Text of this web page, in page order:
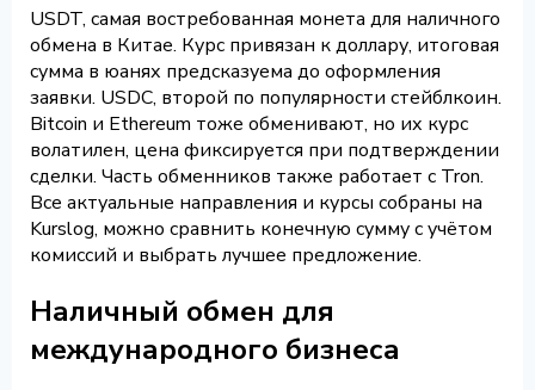
USDT, самая востребованная монета для наличного
обмена в Китае. Курс привязан к доллару, итоговая
сумма в юанях предсказуема до оформления
заявки. USDC, второй по популярности стейблкоин.
Bitcoin и Ethereum тоже обменивают, но их курс
волатилен, цена фиксируется при подтверждении
сделки. Часть обменников также работает с Tron.
Все актуальные направления и курсы собраны на
Kurslog, можно сравнить конечную сумму с учётом
комиссий и выбрать лучшее предложение.
Наличный обмен для
международного бизнеса